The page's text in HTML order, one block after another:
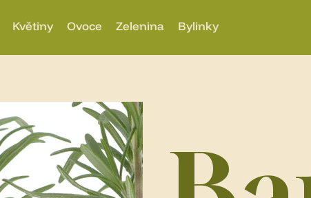
Květiny Ovoce Zelenina Bylinky